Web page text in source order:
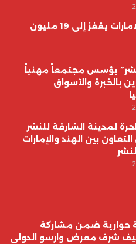
إنفاق “بيت الخير” في دولة الامارات يقفز إلى 19 مليون
يؤسس مجتمعاً مهنياً
بالخبرة والأسواق
لمدينة الشارقة للنشر
بين الهند والإمارات
حوارية ضمن مشاركة
شرف معرض وارسو الدولي